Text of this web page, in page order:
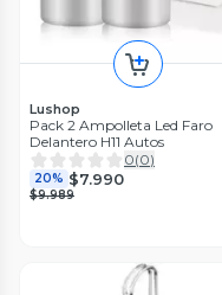
Lushop
Pack 2 Ampolleta Led Faro
Delantero H11 Autos
0(0)
20% $7.990
$9.989